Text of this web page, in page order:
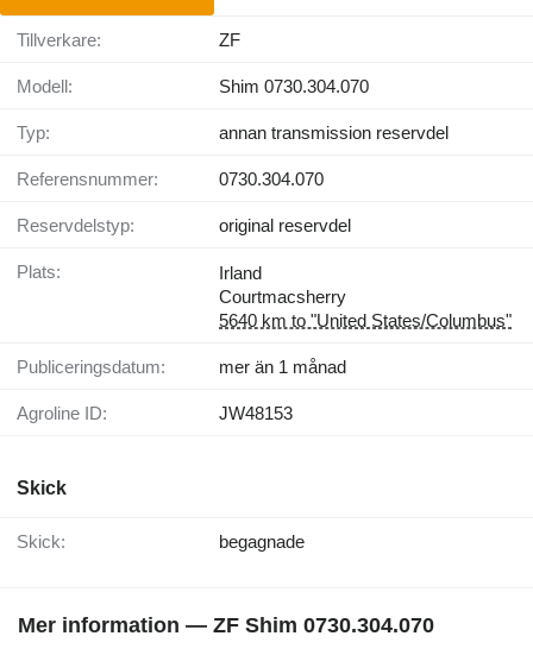
Tillverkare: ZF
Modell: Shim 0730.304.070
Typ: annan transmission reservdel
Referensnummer: 0730.304.070
Reservdelstyp: original reservdel
Plats:
Irland
Courtmacsherry
5640 km to "United States/Columbus"
Publiceringsdatum: mer än 1 månad
Agroline ID: JW48153
Skick
Skick: begagnade
Mer information — ZF Shim 0730.304.070